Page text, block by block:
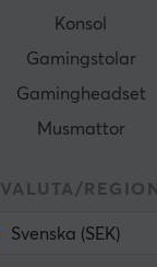
Konsol
Gamingstolar
Gamingheadset
Musmattor
VALUTA/REGION
Svenska (SEK)